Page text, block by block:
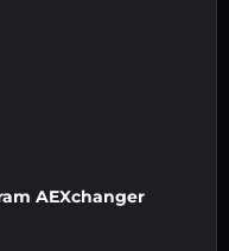
AEXchanger